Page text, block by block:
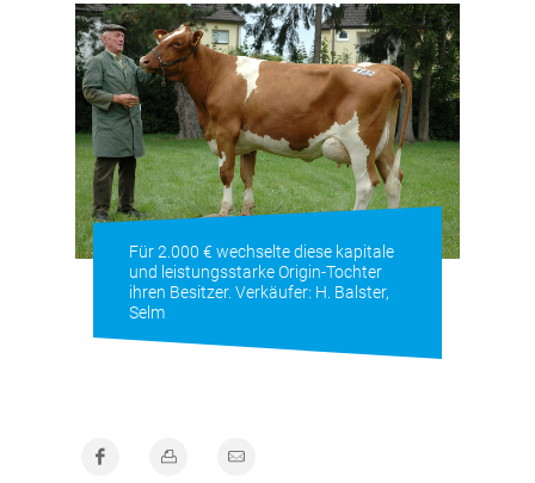
Für 2.000 € wechselte diese kapitale
und leistungsstarke Origin-Tochter
ihren Besitzer. Verkäufer: H. Balster,
Selm